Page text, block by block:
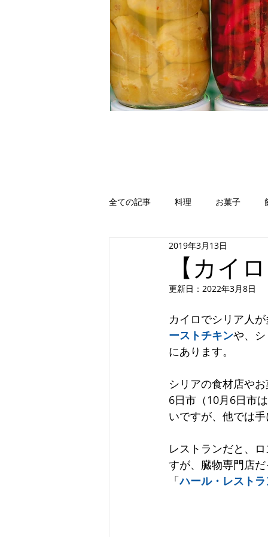
全ての記事 料理 お菓子
イラク
ロンドン
【カイ
2019年3月13日
更新日： 2022年3月8日
カイロでシリア人
ーストチキンや、
にあります。
シリアの食材店や
6日市（10月6日市
いですが、他では
レストランだと、
すが、臓物専門店だ
「ハール・レスト